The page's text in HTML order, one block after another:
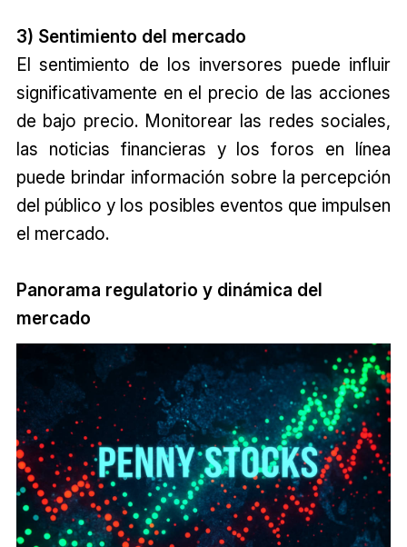
3) Sentimiento del mercado
El sentimiento de los inversores puede influir
significativamente en el precio de las acciones
de bajo precio. Monitorear las redes sociales,
las noticias financieras y los foros en línea
puede brindar información sobre la percepción
del público y los posibles eventos que impulsen
el mercado.
Panorama regulatorio y dinámica del
mercado